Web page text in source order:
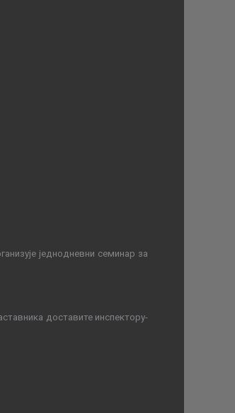
једнодневни семинар за
доставите инспектору-